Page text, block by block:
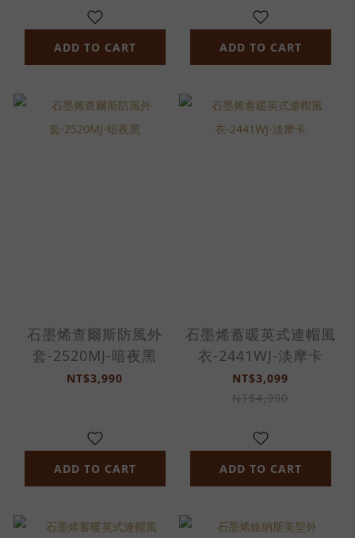
ADD TO CART ADD TO CART
石墨烯查爾斯防風外
套-2520MJ-暗夜黑
NT$3,990
ADD TO CART
石墨烯蓄暖英式連帽風
衣-2441WJ-淡摩卡
NT$3,099
NT$4,990
ADD TO CART